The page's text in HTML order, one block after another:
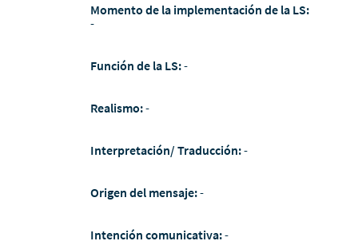
Momento de la implementación de la LS:
-
Función de la LS:-
Realismo:-
Interpretación/ Traducción:-
Origen del mensaje:-
Intención comunicativa:-